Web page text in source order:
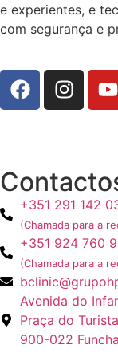
e experientes, e
com segurança e
+351 291 142
(Chamada para a
+351 924 760
(Chamada para a
Avenida do
Praça do
900-022